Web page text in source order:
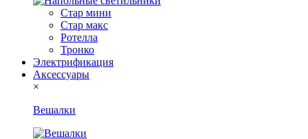
Стар мини
Стар макс
Ротелла
Тронко
Электрификация
Аксессуары
×
Вешалки